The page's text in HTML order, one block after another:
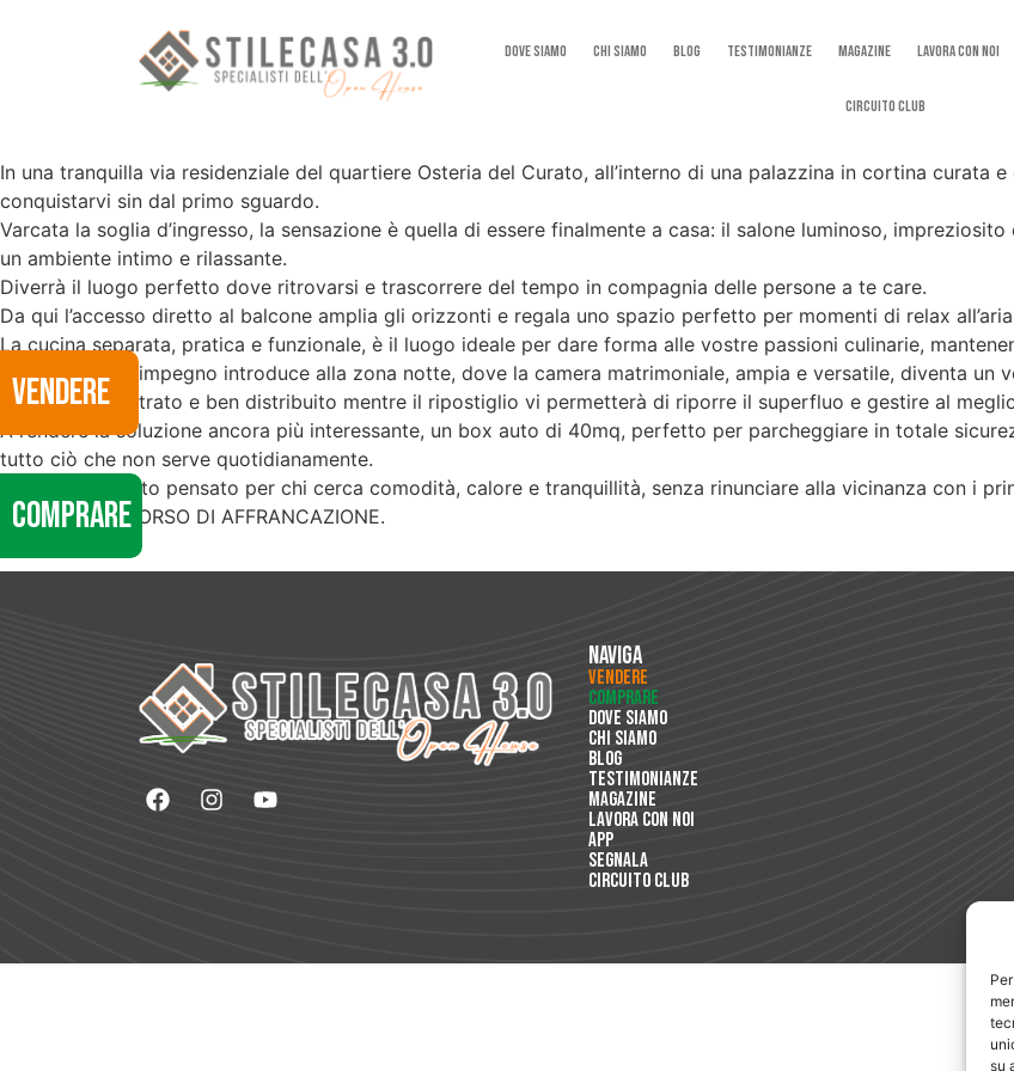
su
Dove Siamo Chi Siamo Blog Testimonianze Magazine Lavora con noi
Circuito Club
In una tranquilla via residenziale del quartiere Osteria del Curato, all’interno di una palazzina in cortina curata
conquistarvi sin dal primo sguardo.
Varcata la soglia d’ingresso, la sensazione è quella di essere finalmente a casa: il salone luminoso,
un ambiente intimo e rilassante.
Diverrà il luogo perfetto dove ritrovarsi e trascorrere del tempo in compagnia delle persone a te care.
Da qui l’accesso diretto al balcone amplia gli orizzonti e regala uno spazio perfetto per momenti di relax
La cucina separata, pratica e funzionale, è il luogo ideale per dare forma alle vostre passioni culinarie,
Un comodo disimpegno introduce alla zona notte, dove la camera matrimoniale, ampia e versatile, diventa
Il bagno è finestrato e ben distribuito mentre il ripostiglio vi permetterà di riporre il superfluo e gestire al
A rendere la soluzione ancora più interessante, un box auto di 40mq, perfetto per parcheggiare in totale
tutto ciò che non serve quotidianamente.
Un appartamento pensato per chi cerca comodità, calore e tranquillità, senza rinunciare alla vicinanza con i
IMMOBILE IN CORSO DI AFFRANCAZIONE.
VENDERE
COMPRARE
Naviga
Vendere
Comprare
Dove Siamo
Chi Siamo
Blog
Testimonianze
Magazine
Lavora con Noi
App
Segnala
Circuito Club